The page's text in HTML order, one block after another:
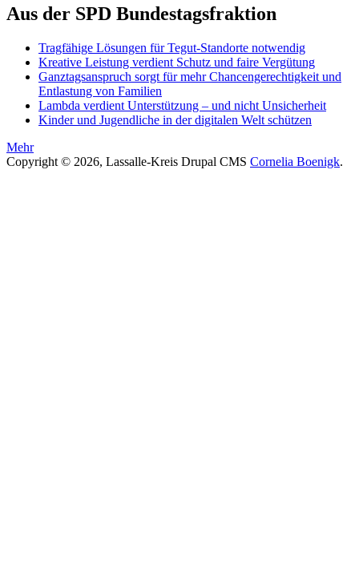
Aus der SPD Bundestagsfraktion
Tragfähige Lösungen für Tegut-Standorte notwendig
Kreative Leistung verdient Schutz und faire Vergütung
Ganztagsanspruch sorgt für mehr Chancengerechtigkeit und
Entlastung von Familien
Lambda verdient Unterstützung – und nicht Unsicherheit
Kinder und Jugendliche in der digitalen Welt schützen
Mehr
Copyright © 2026, Lassalle-Kreis Drupal CMS Cornelia Boenigk.